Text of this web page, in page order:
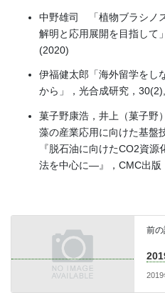
中野雄司 「植物ブラシノ
解明と応用展開を目指して
(2020)
伊福健太郎「海外留学をし
から」，光合成研究，
菓子野康浩，井上（菓子野
藻の産業応用に向けた基盤
『脱石油に向けたCO2資
法を中心に―』，CMC出版
前
2019